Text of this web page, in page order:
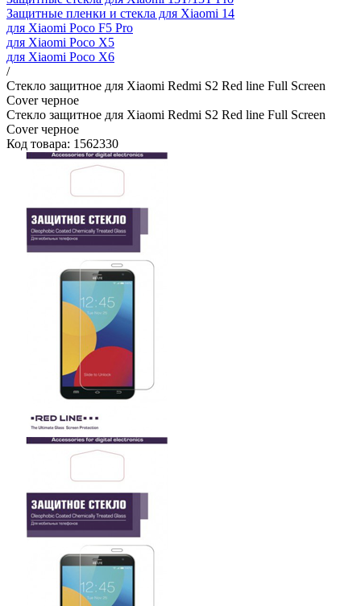
Защитные пленки и стекла для Xiaomi 14
для Xiaomi Poco F5 Pro
для Xiaomi Poco X5
для Xiaomi Poco X6
/
Стекло защитное для Xiaomi Redmi S2 Red line Full Screen
Cover черное
Стекло защитное для Xiaomi Redmi S2 Red line Full Screen
Cover черное
Код товара: 1562330